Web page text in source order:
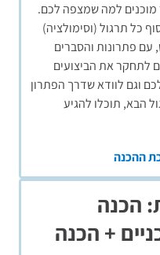
מוכנים למה שמצפה לכם.
כל תרגול (וסימולציה)
עם פתרונות והסברים
לתחקר את הביצועים
וגם לוודא שדרך הפתרון
הבא, תוכלו להגיע
ההכנה
הכנה
+ הכנה